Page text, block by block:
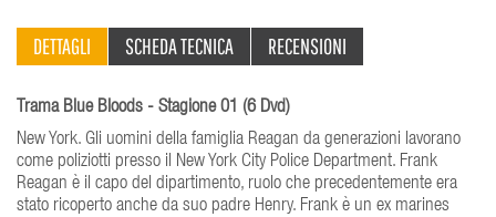
DETTAGLI SCHEDA TECNICA RECENSIONI
Trama Blue Bloods - Stagione 01 (6 Dvd)
New York. Gli uomini della famiglia Reagan da generazioni lavorano
come poliziotti presso il New York City Police Department. Frank
Reagan è il capo del dipartimento, ruolo che precedentemente era
stato ricoperto anche da suo padre Henry. Frank è un ex marines